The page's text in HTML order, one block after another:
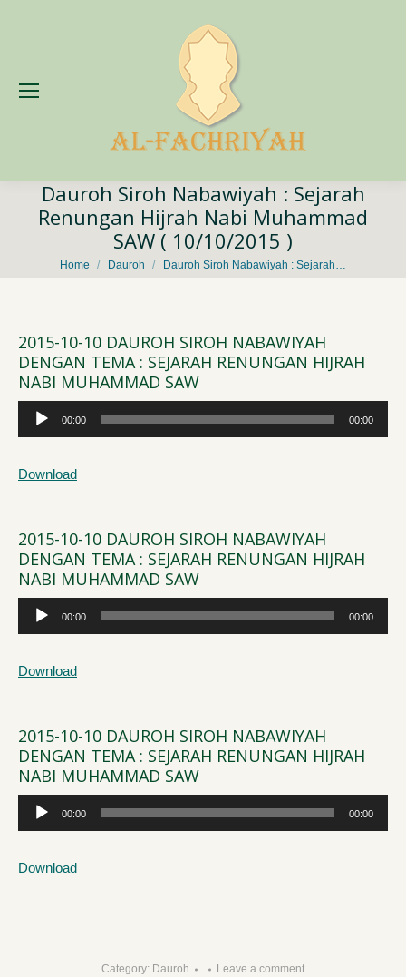
Dauroh Siroh Nabawiyah : Sejarah
Renungan Hijrah Nabi Muhammad
SAW ( 10/10/2015 )
You are here:
Home Dauroh Dauroh Siroh Nabawiyah : Sejarah…
2015-10-10 DAUROH SIROH NABAWIYAH
DENGAN TEMA : SEJARAH RENUNGAN HIJRAH
NABI MUHAMMAD SAW
Audio
Player
00:00 00:00
Download
2015-10-10 DAUROH SIROH NABAWIYAH
DENGAN TEMA : SEJARAH RENUNGAN HIJRAH
NABI MUHAMMAD SAW
Audio
Player
00:00 00:00
Download
2015-10-10 DAUROH SIROH NABAWIYAH
DENGAN TEMA : SEJARAH RENUNGAN HIJRAH
NABI MUHAMMAD SAW
Audio
Player
00:00 00:00
Download
Category: Dauroh Leave a comment